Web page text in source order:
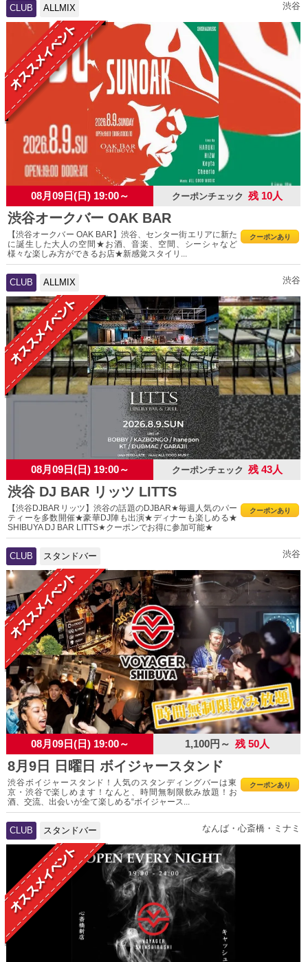
CLUB ALLMIX 渋谷
08月09日(日) 19:00～ クーポンチェック 残 10人
渋谷オークバー OAK BAR
クーポンあり
【渋谷オークバー OAK BAR】渋谷、センター街エリアに新た
に誕生した大人の空間★お酒、音楽、空間、シーシャなど
様々な楽しみ方ができるお店★新感覚スタイリ...
CLUB ALLMIX 渋谷
08月09日(日) 19:00～ クーポンチェック 残 43人
渋谷 DJ BAR リッツ LITTS
クーポンあり
【渋谷DJBARリッツ】渋谷の話題のDJBAR★毎週人気のパー
ティーを多数開催★豪華DJ陣も出演★ディナーも楽しめる★
SHIBUYA DJ BAR LITTS★クーポンでお得に参加可能★
CLUB スタンドバー 渋谷
08月09日(日) 19:00～ 1,100円～ 残 50人
8月9日 日曜日 ボイジャースタンド
クーポンあり
渋谷ボイジャースタンド！人気のスタンディングバーは東
京・渋谷で楽しめます！なんと、時間無制限飲み放題！お
酒、交流、出会いが全て楽しめる“ボイジャース...
CLUB スタンドバー なんば・心斎橋・ミナミ